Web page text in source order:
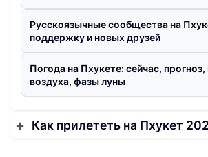
Русскоязычные сообщества на
поддержку и новых друзей
Погода на Пхукете: сейчас, прогноз,
воздуха, фазы луны
Как прилететь на Пхукет